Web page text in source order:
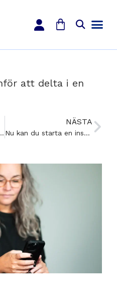
att delta i en
ME – kommande kurstillfälle april 2025
NÄSTA
Nu kan du starta en insamling till förmån för RME